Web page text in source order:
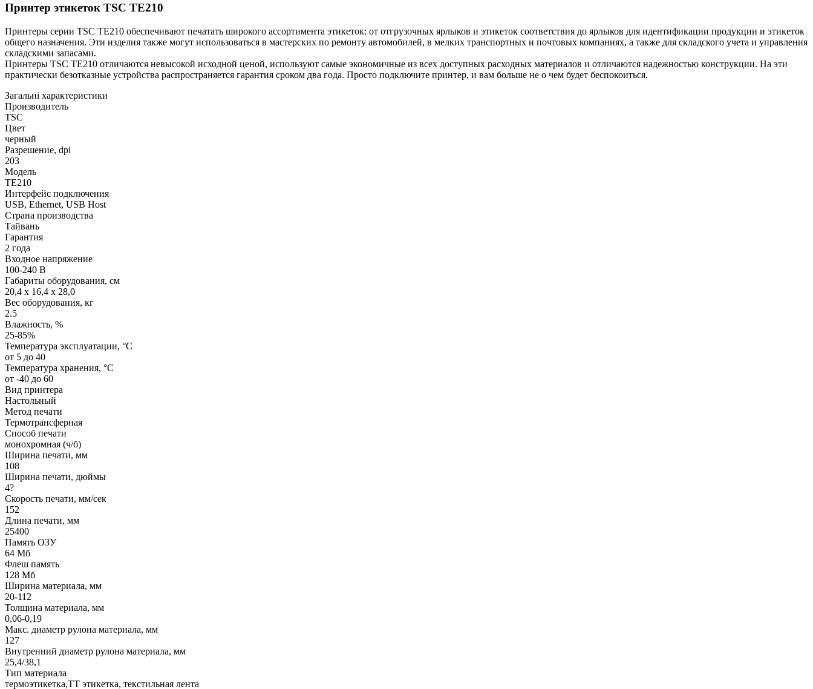
Принтер этикеток TSC TE210
Принтеры серии TSC TE210 обеспечивают печатать широкого ассортимента этикеток: от отгрузочных ярлыков и этикеток соответствия до ярлыков для идентификации продукции и этикеток
общего назначения. Эти изделия также могут использоваться в мастерских по ремонту автомобилей, в мелких транспортных и почтовых компаниях, а также для складского учета и управления
складскими запасами.
Принтеры TSC TE210 отличаются невысокой исходной ценой, используют самые экономичные из всех доступных расходных материалов и отличаются надежностью конструкции. На эти
практически безотказные устройства распространяется гарантия сроком два года. Просто подключите принтер, и вам больше не о чем будет беспокоиться.
Загальні характеристики
Производитель
TSC
Цвет
черный
Разрешение, dpi
203
Модель
TE210
Интерфейс подключения
USB, Ethernet, USB Host
Страна производства
Тайвань
Гарантия
2 года
Входное напряжение
100-240 В
Габариты оборудования, см
20,4 x 16,4 x 28,0
Вес оборудования, кг
2.5
Влажность, %
25-85%
Температура эксплуатации, °C
от 5 до 40
Температура хранения, °C
от -40 до 60
Вид принтера
Настольный
Метод печати
Термотрансферная
Способ печати
монохромная (ч/б)
Ширина печати, мм
108
Ширина печати, дюймы
4?
Скорость печати, мм/сек
152
Длина печати, мм
25400
Память ОЗУ
64 Мб
Флеш память
128 Мб
Ширина материала, мм
20-112
Толщина материала, мм
0,06-0,19
Макс. диаметр рулона материала, мм
127
Внутренний диаметр рулона материала, мм
25,4/38,1
Тип материала
термоэтикетка,ТТ этикетка, текстильная лента